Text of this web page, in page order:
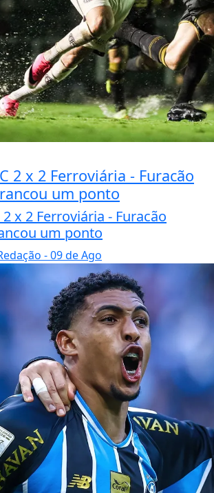
2 x 2 Ferroviária - Furacão
um ponto
x 2 Ferroviária - Furacão
um ponto
- 09 de Ago